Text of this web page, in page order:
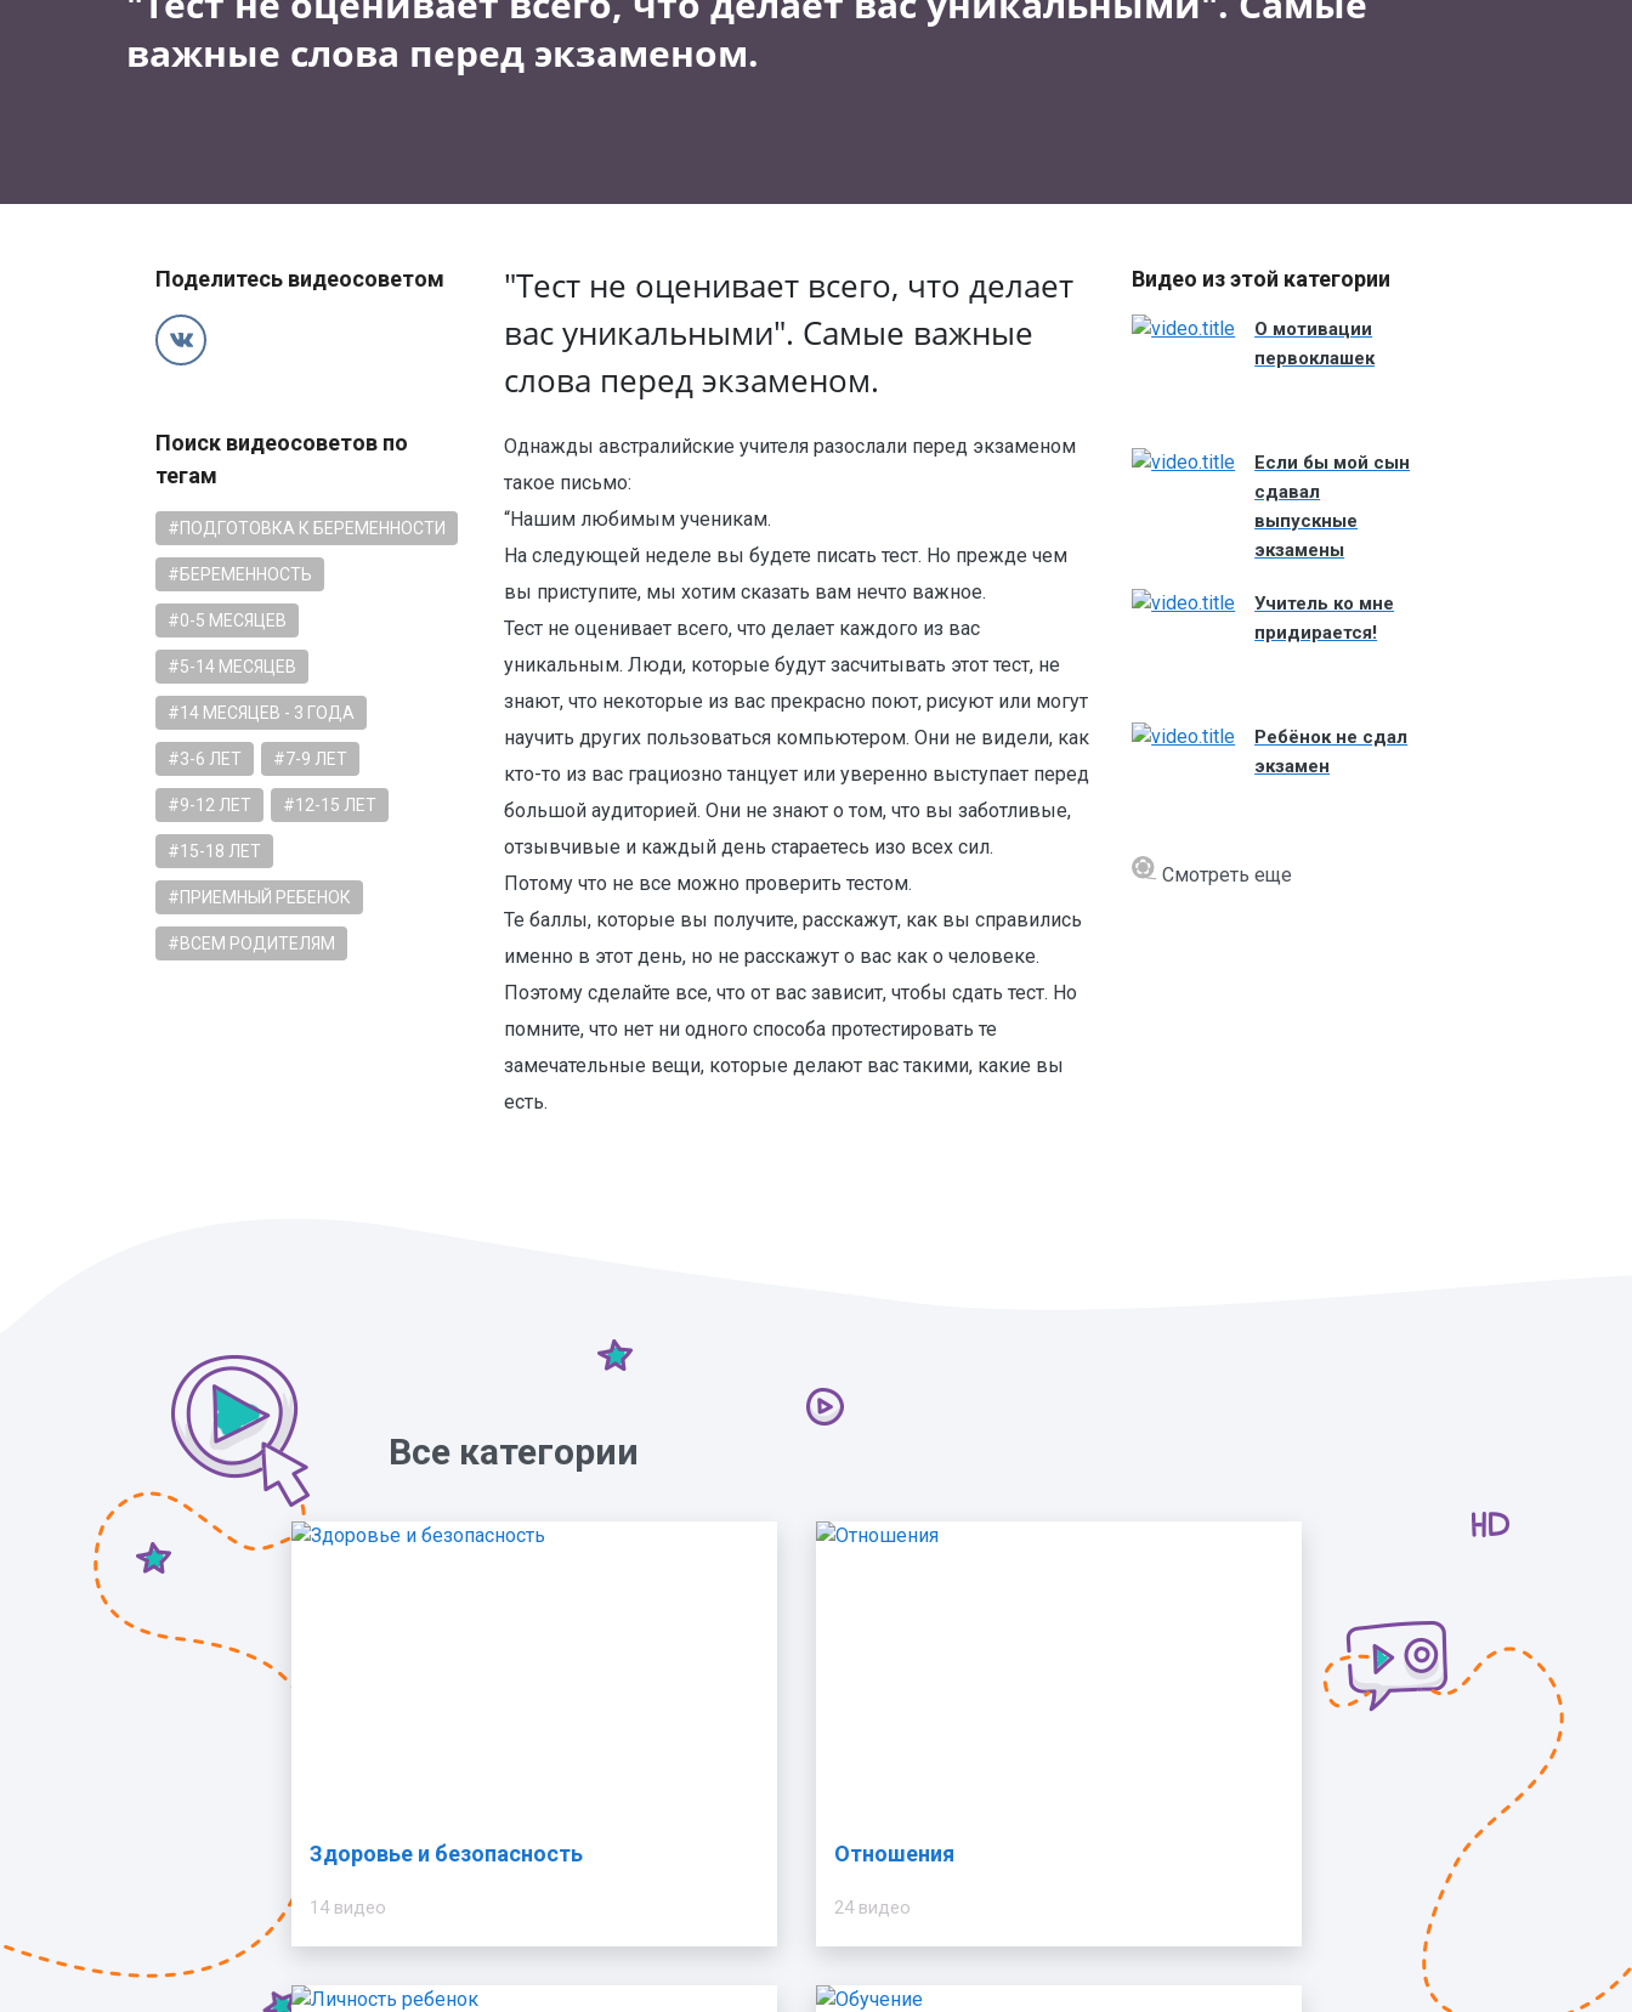
важные слова перед экзаменом.
Поделитесь видеосоветом
Поиск видеосоветов по
тегам
#ПОДГОТОВКА К БЕРЕМЕННОСТИ
#БЕРЕМЕННОСТЬ
#0-5 МЕСЯЦЕВ
#5-14 МЕСЯЦЕВ
#14 МЕСЯЦЕВ - 3 ГОДА
#3-6 ЛЕТ #7-9 ЛЕТ
#9-12 ЛЕТ #12-15 ЛЕТ
#15-18 ЛЕТ
#ПРИЕМНЫЙ РЕБЕНОК
#ВСЕМ РОДИТЕЛЯМ
"Тест не оценивает всего, что делает
вас уникальными". Самые важные
слова перед экзаменом.
Однажды австралийские учителя разослали перед экзаменом
такое письмо:
“Нашим любимым ученикам.
На следующей неделе вы будете писать тест. Но прежде чем
вы приступите, мы хотим сказать вам нечто важное.
Тест не оценивает всего, что делает каждого из вас
уникальным. Люди, которые будут засчитывать этот тест, не
знают, что некоторые из вас прекрасно поют, рисуют или могут
научить других пользоваться компьютером. Они не видели, как
кто-то из вас грациозно танцует или уверенно выступает перед
большой аудиторией. Они не знают о том, что вы заботливые,
отзывчивые и каждый день стараетесь изо всех сил.
Потому что не все можно проверить тестом.
Те баллы, которые вы получите, расскажут, как вы справились
именно в этот день, но не расскажут о вас как о человеке.
Поэтому сделайте все, что от вас зависит, чтобы сдать тест. Но
помните, что нет ни одного способа протестировать те
замечательные вещи, которые делают вас такими, какие вы
есть.
Видео из этой категории
О мотивации
первоклашек
Если бы мой сын
сдавал
выпускные
экзамены
Учитель ко мне
придирается!
Ребёнок не сдал
экзамен
Смотреть еще
Все категории
Здоровье и безопасность
14 видео
Отношения
24 видео